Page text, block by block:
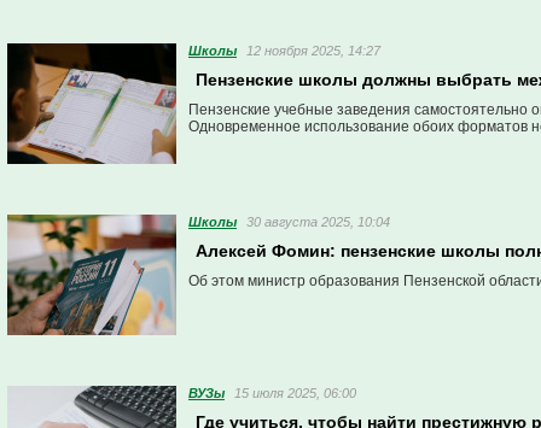
Школы 12 ноября 2025, 14:27
Пензенские школы должны выбрать
Пензенские учебные заведения
Одновременное использование обоих форматов
Школы 30 августа 2025, 10:04
Алексей Фомин: пензенские школы
Об этом министр образования Пензенской
ВУЗы 15 июля 2025, 06:00
Где учиться, чтобы найти престижную